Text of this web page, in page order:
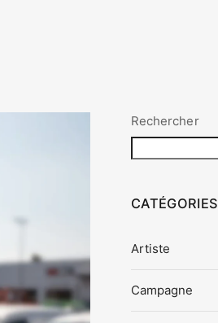
Rechercher
CATÉGORIES
Artiste
Campagne